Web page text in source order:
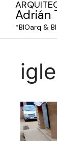
Adrián
*BIOarq &